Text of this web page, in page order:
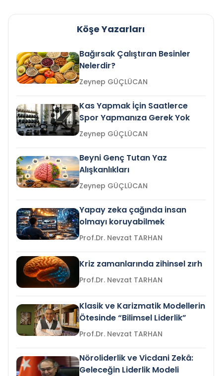
Köşe Yazarları
Bağırsak Çalıştıran Besinler
Nelerdir?
Zeynep GÜÇLÜCAN
Kas Yapmak İçin Saatlerce
Spor Yapmanıza Gerek Yok
Zeynep GÜÇLÜCAN
Beyni Genç Tutan Yaz
Alışkanlıkları
Zeynep GÜÇLÜCAN
Yapay zeka çağında insan
olmayı koruyabilmek
Prof.Dr. Nevzat TARHAN
Kriz zamanlarında zihinsel zırh
Prof.Dr. Nevzat TARHAN
Klasik ve Karizmatik Modellerin
Ötesinde “Bilimsel Liderlik”
Prof.Dr. Nevzat TARHAN
Nöroliderlik ve Vicdani Zekâ:
Geleceğin Liderlik Modeli